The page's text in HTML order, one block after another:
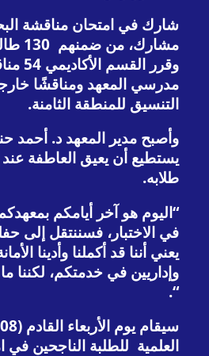
وقرر
مدرسي المعهد ومناقشًا
التنسيق للمنطقة الثامنة.
وأصبح مدير المعهد د. أحمد
يستطيع أن يعيق العاطفة عند
طلابه.
“اليوم هو آخر أيامكم
في الاختبار، فسننتقل إلى
يعني أننا قد أكملنا وأدينا
وإداريين في خدمتكم، لكننا
“.
العلمية للطلبة الناجحين في